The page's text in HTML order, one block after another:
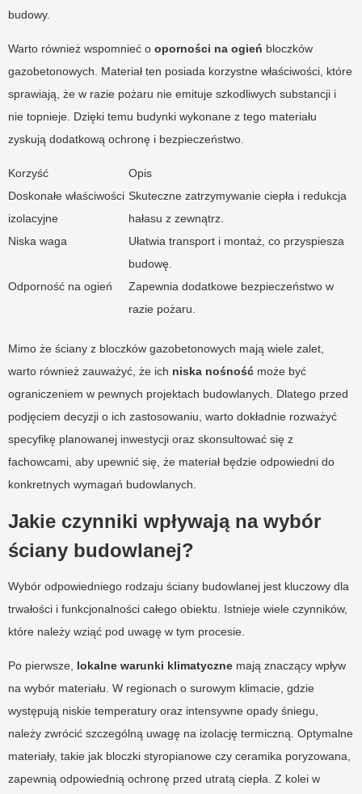
budowy.
Warto również wspomnieć o oporności na ogień bloczków
gazobetonowych. Materiał ten posiada korzystne właściwości, które
sprawiają, że w razie pożaru nie emituje szkodliwych substancji i
nie topnieje. Dzięki temu budynki wykonane z tego materiału
zyskują dodatkową ochronę i bezpieczeństwo.
Korzyść
Opis
Doskonałe właściwości
izolacyjne
Skuteczne zatrzymywanie ciepła i redukcja
hałasu z zewnątrz.
Niska waga
Ułatwia transport i montaż, co przyspiesza
budowę.
Odporność na ogień
Zapewnia dodatkowe bezpieczeństwo w
razie pożaru.
Mimo że ściany z bloczków gazobetonowych mają wiele zalet,
warto również zauważyć, że ich niska nośność może być
ograniczeniem w pewnych projektach budowlanych. Dlatego przed
podjęciem decyzji o ich zastosowaniu, warto dokładnie rozważyć
specyfikę planowanej inwestycji oraz skonsultować się z
fachowcami, aby upewnić się, że materiał będzie odpowiedni do
konkretnych wymagań budowlanych.
Jakie czynniki wpływają na wybór
ściany budowlanej?
Wybór odpowiedniego rodzaju ściany budowlanej jest kluczowy dla
trwałości i funkcjonalności całego obiektu. Istnieje wiele czynników,
które należy wziąć pod uwagę w tym procesie.
Po pierwsze, lokalne warunki klimatyczne mają znaczący wpływ
na wybór materiału. W regionach o surowym klimacie, gdzie
występują niskie temperatury oraz intensywne opady śniegu,
należy zwrócić szczególną uwagę na izolację termiczną. Optymalne
materiały, takie jak bloczki styropianowe czy ceramika poryzowana,
zapewnią odpowiednią ochronę przed utratą ciepła. Z kolei w